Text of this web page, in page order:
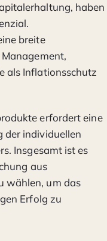
haben
breite
als Inflationsschutz
erfordert eine
der individuellen
Insgesamt ist es
aus
wählen, um das
Erfolg zu